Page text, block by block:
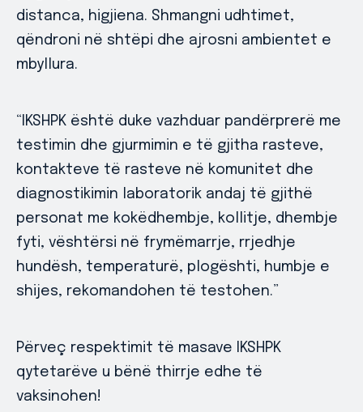
distanca, higjiena. Shmangni udhtimet,
qëndroni në shtëpi dhe ajrosni ambientet e
mbyllura.
“IKSHPK është duke vazhduar pandërprerë me
testimin dhe gjurmimin e të gjitha rasteve,
kontakteve të rasteve në komunitet dhe
diagnostikimin laboratorik andaj të gjithë
personat me kokëdhembje, kollitje, dhembje
fyti, vështërsi në frymëmarrje, rrjedhje
hundësh, temperaturë, plogështi, humbje e
shijes, rekomandohen të testohen.”
Përveç respektimit të masave IKSHPK
qytetarëve u bënë thirrje edhe të
vaksinohen!